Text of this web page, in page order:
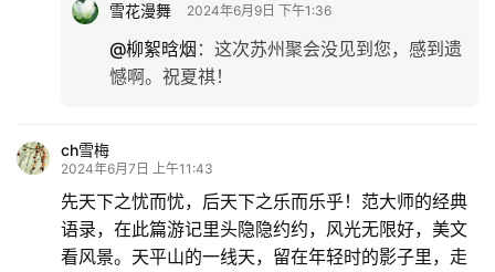
雪花漫舞 2024年6月9日 下午1:36
@柳絮晗烟 ： 这次苏州聚会没见到您，感到遗
憾啊。祝夏祺！
ch雪梅
2024年6月7日 上午11:43
先天下之忧而忧，后天下之乐而乐乎！范大师的经典
语录，在此篇游记里头隐隐约约，风光无限好，美文
看风景。天平山的一线天，留在年轻时的影子里，走